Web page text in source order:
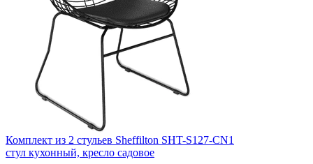
Комплект из 2 стульев Sheffilton SHT-S127-CN1
стул кухонный, кресло садовое